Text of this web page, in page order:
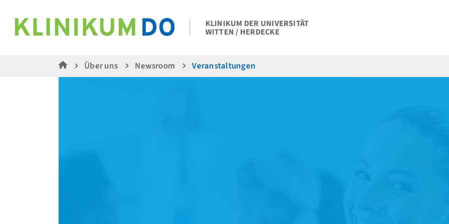
KLINIKUM DER UNIVERSITÄT
WITTEN / HERDECKE
Über uns Newsroom Veranstaltungen